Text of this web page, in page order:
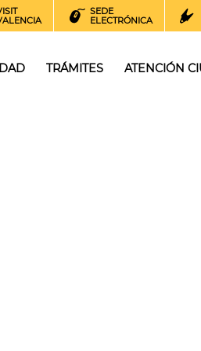
SEDE
ELECTRÓNICA
TRÁMITES ATENCIÓN